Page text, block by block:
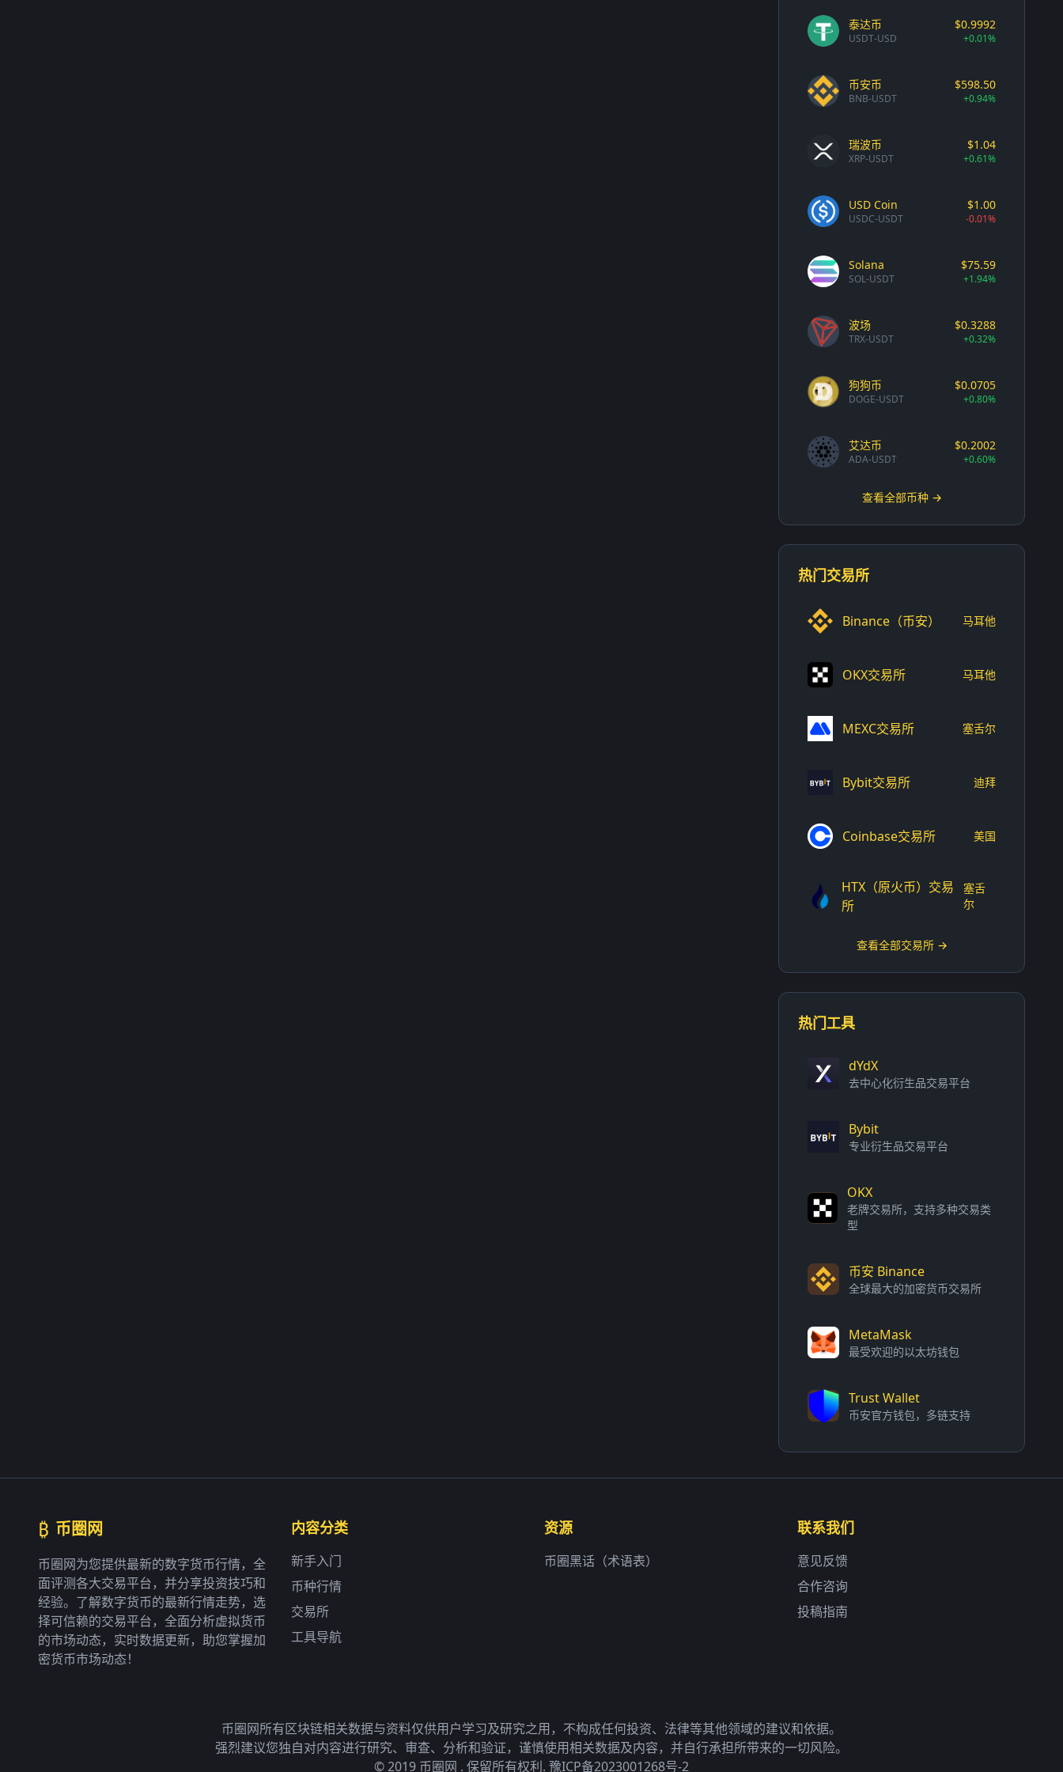
泰达币
USDT-USD
$0.9992
+0.01%
币安币
BNB-USDT
$598.50
+0.94%
瑞波币
XRP-USDT
$1.04
+0.61%
USD Coin
USDC-USDT
$1.00
-0.01%
Solana
SOL-USDT
$75.59
+1.94%
波场
TRX-USDT
$0.3288
+0.32%
狗狗币
DOGE-USDT
$0.0705
+0.80%
艾达币
ADA-USDT
$0.2002
+0.60%
查看全部币种 →
热门交易所
Binance（币安） 马耳他
OKX交易所 马耳他
MEXC交易所 塞舌尔
Bybit交易所 迪拜
Coinbase交易所 美国
HTX（原火币）交易
所
塞舌
尔
查看全部交易所 →
热门工具
dYdX
去中心化衍生品交易平台
Bybit
专业衍生品交易平台
OKX
老牌交易所，支持多种交易类
型
币安 Binance
全球最大的加密货币交易所
MetaMask
最受欢迎的以太坊钱包
Trust Wallet
币安官方钱包，多链支持
₿ 币圈网
币圈网为您提供最新的数字货币行情，全
面评测各大交易平台，并分享投资技巧和
经验。了解数字货币的最新行情走势，选
择可信赖的交易平台，全面分析虚拟货币
的市场动态，实时数据更新，助您掌握加
密货币市场动态！
内容分类
新手入门
币种行情
交易所
工具导航
资源
币圈黑话（术语表）
联系我们
意见反馈
合作咨询
投稿指南
币圈网所有区块链相关数据与资料仅供用户学习及研究之用，不构成任何投资、法律等其他领域的建议和依据。
强烈建议您独自对内容进行研究、审查、分析和验证，谨慎使用相关数据及内容，并自行承担所带来的一切风险。
© 2019 币圈网 . 保留所有权利. 豫ICP备2023001268号-2